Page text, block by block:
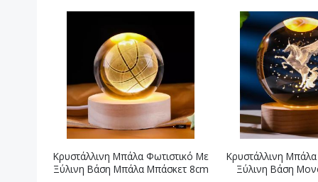
Κρυστάλλινη Μπάλα Φωτιστικό Με
Ξύλινη Βάση Μπάλα Μπάσκετ 8cm
Κρυστάλλινη
Ξύλινη Βάση